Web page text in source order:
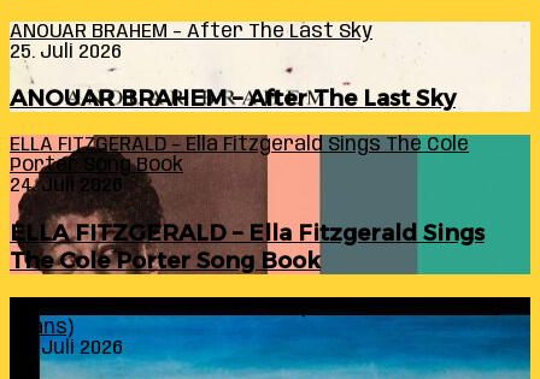
ANOUAR BRAHEM – After The Last Sky
25. Juli 2026
ANOUAR BRAHEM – After The Last Sky
ELLA FITZGERALD – Ella Fitzgerald Sings The Cole
Porter Song Book
24. Juli 2026
ELLA FITZGERALD – Ella Fitzgerald Sings
The Cole Porter Song Book
Evans)
24. Juli 2026